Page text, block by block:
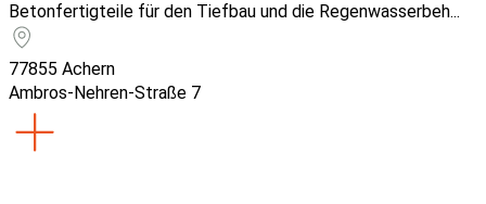
Betonfertigteile für den Tiefbau und die Regenwasserbeh...
77855 Achern
Ambros-Nehren-Straße 7